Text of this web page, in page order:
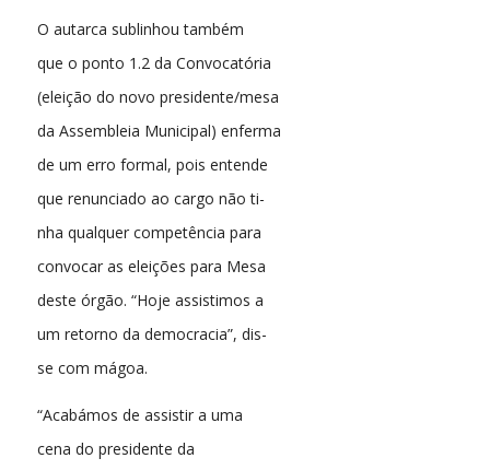
O autarca sublinhou também
que o ponto 1.2 da Convocatória
(eleição do novo presidente/mesa
da Assembleia Municipal) enferma
de um erro formal, pois entende
que renunciado ao cargo não ti-
nha qualquer competência para
convocar as eleições para Mesa
deste órgão. “Hoje assistimos a
um retorno da democracia”, dis-
se com mágoa.
“Acabámos de assistir a uma
cena do presidente da